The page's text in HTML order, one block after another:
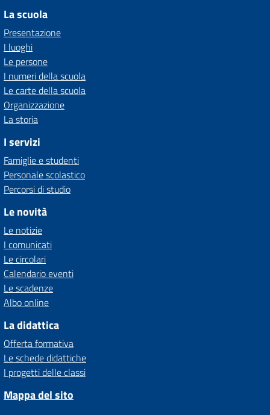
La scuola
Presentazione
I luoghi
Le persone
I numeri della scuola
Le carte della scuola
Organizzazione
La storia
I servizi
Famiglie e studenti
Personale scolastico
Percorsi di studio
Le novità
Le notizie
I comunicati
Le circolari
Calendario eventi
Le scadenze
Albo online
La didattica
Offerta formativa
Le schede didattiche
I progetti delle classi
Mappa del sito